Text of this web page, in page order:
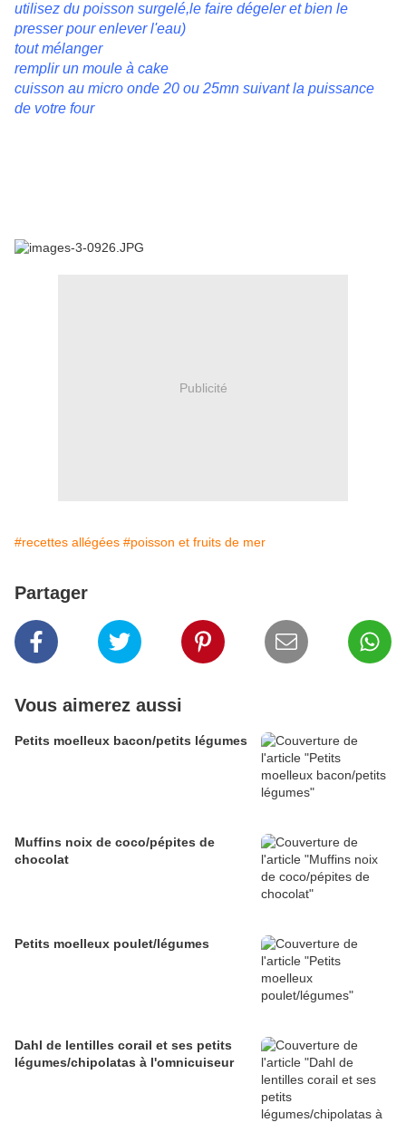
utilisez du poisson surgelé,le faire dégeler et bien le
presser pour enlever l'eau)
tout mélanger
remplir un moule à cake
cuisson au micro onde 20 ou 25mn suivant la puissance
de votre four
Publicité
#recettes allégées #poisson et fruits de mer
Partager
Vous aimerez aussi
Petits moelleux bacon/petits légumes
Muffins noix de coco/pépites de
chocolat
Petits moelleux poulet/légumes
Dahl de lentilles corail et ses petits
légumes/chipolatas à l'omnicuiseur